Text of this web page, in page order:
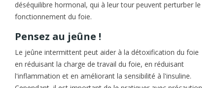
déséquilibre hormonal, qui à leur tour peuvent perturber le
fonctionnement du foie.
Pensez au jeûne !
Le jeûne intermittent peut aider à la détoxification du foie
en réduisant la charge de travail du foie, en réduisant
l'inflammation et en améliorant la sensibilité à l'insuline.